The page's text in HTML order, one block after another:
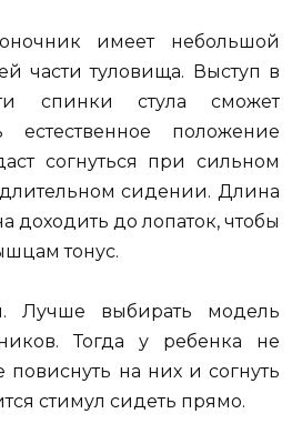
имеет небольшой
части туловища. Выступ в
спинки стула сможет
естественное положение
согнуться при сильном
сидении. Длина
доходить до лопаток, чтобы
тонус.
Лучше выбирать модель
Тогда у ребенка не
повиснуть на них и согнуть
стимул сидеть прямо.